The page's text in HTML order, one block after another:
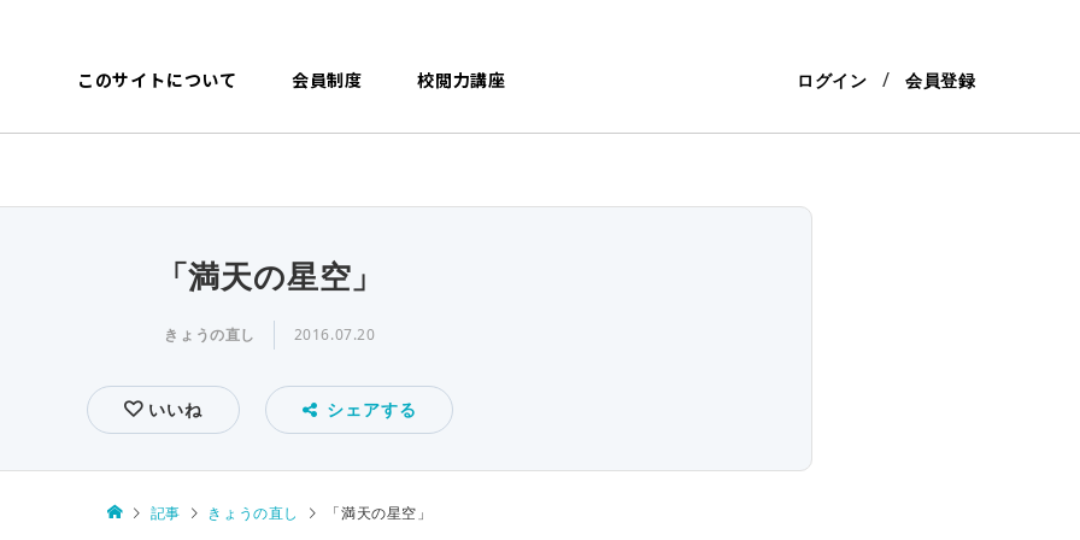
このサイトについて 会員制度 校閲力講座 ログイン 会員登録
「満天の星空」
きょうの直し 2016.07.20
いいね シェアする
記事 きょうの直し 「満天の星空」